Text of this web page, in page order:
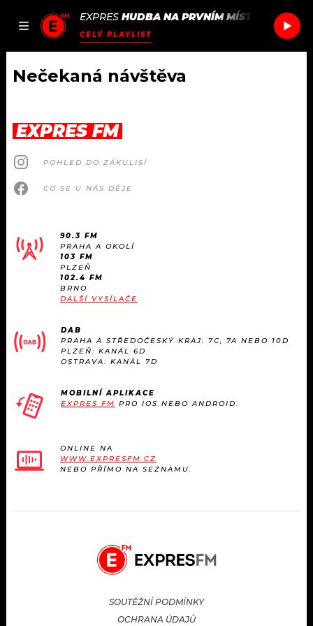
JAK
SEZNAM.CZ
EXPRES HUDBA NA PRVNÍM MÍSTĚ RITON
CELÝ PLAYLIST
DOMŮ
ČLÁNKY
AKTUÁLNĚ
ROZHOVORY
#NEBUDUDOMA
KVÍZY
TRENDY
KULTURA
PODCASTY
RÁDIO
APLIKACE
PROGRAM
PLAYLIST
JAK NALADIT
SOUTĚŽE
Nečekaná návštěva
EXPRES FM
POHLED DO ZÁKULISÍ
CO SE U NÁS DĚJE
90.3 FM
PRAHA A OKOLÍ
103 FM
PLZEŇ
102.4 FM
BRNO
DALŠÍ VYSÍLAČE
DAB
PRAHA A STŘEDOČESKÝ KRAJ: 7C, 7A NEBO 10D
PLZEŇ: KANÁL 6D
OSTRAVA: KANÁL 7D
MOBILNÍ APLIKACE
EXPRES FM PRO IOS NEBO ANDROID.
ONLINE NA
WWW.EXPRESFM.CZ
NEBO PŘÍMO NA SEZNAMU.
SOUTĚŽNÍ PODMÍNKY
OCHRANA ÚDAJŮ